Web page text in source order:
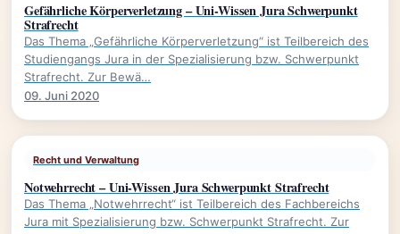
Gefährliche Körperverletzung – Uni-Wissen Jura Schwerpunkt
Strafrecht
Das Thema „Gefährliche Körperverletzung“ ist Teilbereich des
Studiengangs Jura in der Spezialisierung bzw. Schwerpunkt
Strafrecht. Zur Bewä…
09. Juni 2020
Recht und Verwaltung
Notwehrrecht – Uni-Wissen Jura Schwerpunkt Strafrecht
Das Thema „Notwehrrecht“ ist Teilbereich des Fachbereichs
Jura mit Spezialisierung bzw. Schwerpunkt Strafrecht. Zur